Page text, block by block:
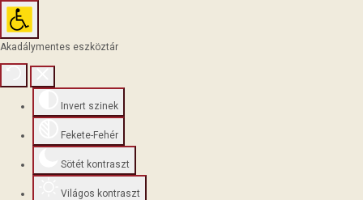
Akadálymentes eszköztár
Invert szinek
Fekete-Fehér
Sötét kontraszt
Világos kontraszt